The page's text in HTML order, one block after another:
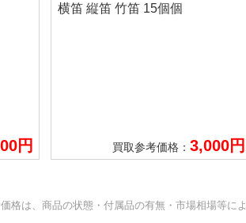
円
横笛 縦笛 竹笛 15個個
買取参考価格：3,000円
格は、商品の状態・付属品の有無・市場相場等によ